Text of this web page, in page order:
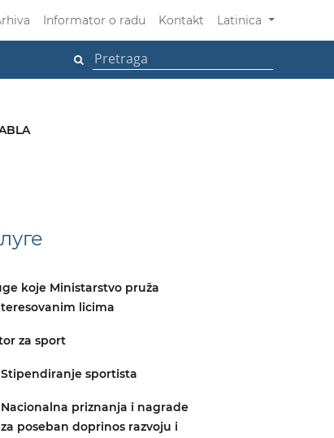
Informator o radu Kontakt Latinica
koje Ministarstvo pruža
licima
za sport
Stipendiranje sportista
Nacionalna priznanja i nagrade
za poseban doprinos razvoju i